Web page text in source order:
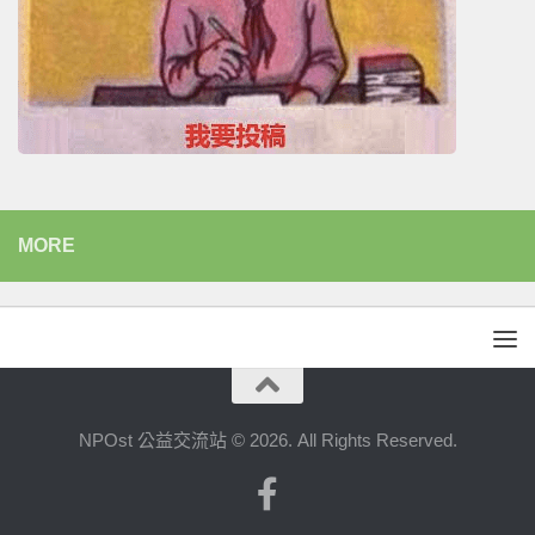
MORE
NPOst 公益交流站 © 2026. All Rights Reserved.